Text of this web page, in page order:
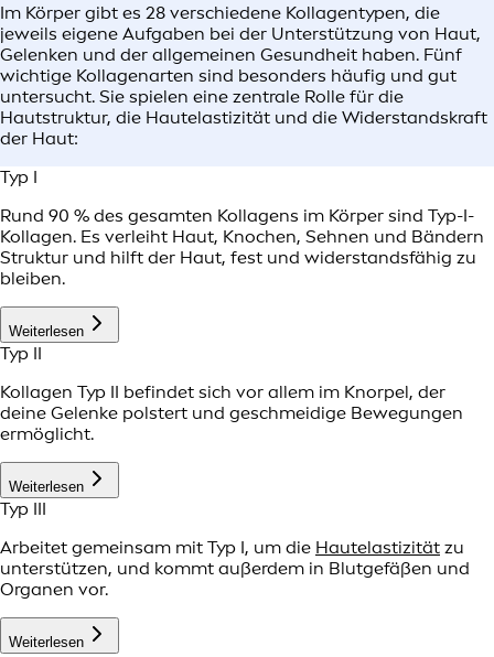
Im Körper gibt es 28 verschiedene Kollagentypen, die
jeweils eigene Aufgaben bei der Unterstützung von Haut,
Gelenken und der allgemeinen Gesundheit haben. Fünf
wichtige Kollagenarten sind besonders häufig und gut
untersucht. Sie spielen eine zentrale Rolle für die
Hautstruktur, die Hautelastizität und die Widerstandskraft
der Haut:
Typ I
Rund 90 % des gesamten Kollagens im Körper sind Typ-I-
Kollagen. Es verleiht Haut, Knochen, Sehnen und Bändern
Struktur und hilft der Haut, fest und widerstandsfähig zu
bleiben.
Weiterlesen
Typ II
Kollagen Typ II befindet sich vor allem im Knorpel, der
deine Gelenke polstert und geschmeidige Bewegungen
ermöglicht.
Weiterlesen
Typ III
Arbeitet gemeinsam mit Typ I, um die Hautelastizität zu
unterstützen, und kommt außerdem in Blutgefäßen und
Organen vor.
Weiterlesen